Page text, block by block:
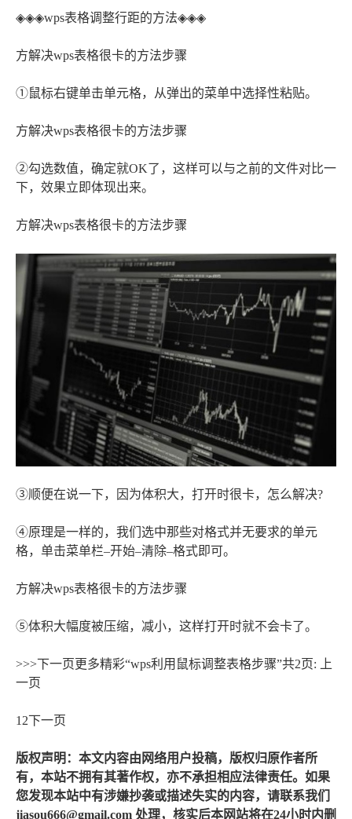
◈◈◈wps表格调整行距的方法◈◈◈
方解决wps表格很卡的方法步骤
①鼠标右键单击单元格，从弹出的菜单中选择性粘贴。
方解决wps表格很卡的方法步骤
②勾选数值，确定就OK了，这样可以与之前的文件对比一
下，效果立即体现出来。
方解决wps表格很卡的方法步骤
③顺便在说一下，因为体积大，打开时很卡，怎么解决?
④原理是一样的，我们选中那些对格式并无要求的单元
格，单击菜单栏–开始–清除–格式即可。
方解决wps表格很卡的方法步骤
⑤体积大幅度被压缩，减小，这样打开时就不会卡了。
>>>下一页更多精彩“wps利用鼠标调整表格步骤”共2页: 上
一页
12下一页
版权声明：本文内容由网络用户投稿，版权归原作者所
有，本站不拥有其著作权，亦不承担相应法律责任。如果
您发现本站中有涉嫌抄袭或描述失实的内容，请联系我们
jiasou666@gmail.com 处理，核实后本网站将在24小时内删